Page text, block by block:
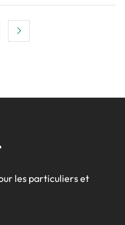
les particuliers et